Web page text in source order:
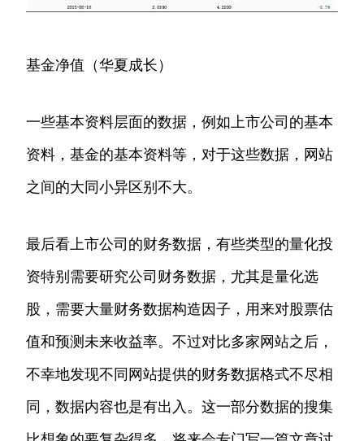
基金净值（华夏成长）
一些基本资料层面的数据，例如上市公司的基本
资料，基金的基本资料等，对于这些数据，网站
之间的大同小异区别不大。
最后看上市公司的财务数据，有些类型的量化投
资特别需要研究公司财务数据，尤其是量化选
股，需要大量财务数据构造因子，用来对股票估
值和预测未来收益率。不过对比多家网站之后，
不幸地发现不同网站提供的财务数据格式不尽相
同，数据内容也是有出入。这一部分数据的搜集